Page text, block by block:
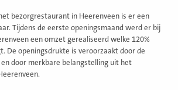
bezorgrestaurant in Heerenveen is er een
Tijdens de eerste openingsmaand werd er bij
een omzet gerealiseerd welke 120%
De openingsdrukte is veroorzaakt door de
door merkbare belangstelling uit het